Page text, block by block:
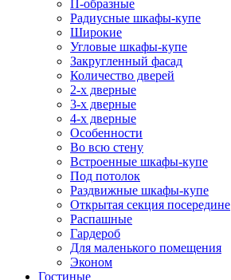
П-образные
Радиусные шкафы-купе
Широкие
Угловые шкафы-купе
Закругленный фасад
Количество дверей
2-х дверные
3-х дверные
4-х дверные
Особенности
Во всю стену
Встроенные шкафы-купе
Под потолок
Раздвижные шкафы-купе
Открытая секция посередине
Распашные
Гардероб
Для маленького помещения
Эконом
Гостиные